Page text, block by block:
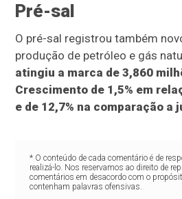
Pré-sal
O pré-sal registrou também
produção de petróleo e gás
atingiu a marca de 3,860
Crescimento de 1,5% em
e de 12,7% na comparação a
* O conteúdo de cada comentário é de
realizá-lo. Nos reservamos ao direito de
comentários em desacordo com o
contenham palavras ofensivas.